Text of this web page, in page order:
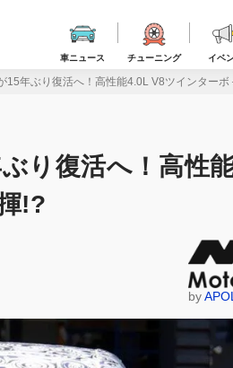
車ニュース チューニング イベ
15年ぶり復活へ！高性能4.0L V8ツインター
り復活へ！高性
!?
by